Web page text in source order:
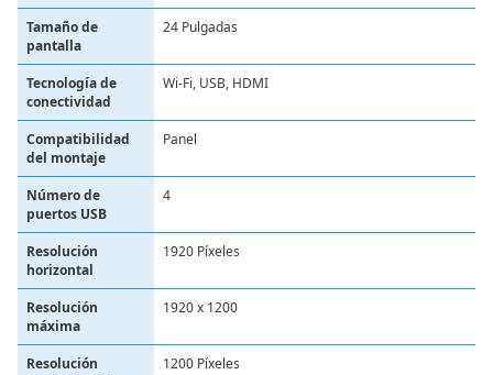
Tamaño de
pantalla
24 Pulgadas
Tecnología de
conectividad
Wi-Fi, USB, HDMI
Compatibilidad
del montaje
‎Panel
Número de
puertos USB
‎4
Resolución
horizontal
‎1920 Píxeles
Resolución
máxima
‎1920 x 1200
Resolución
‎1200 Píxeles